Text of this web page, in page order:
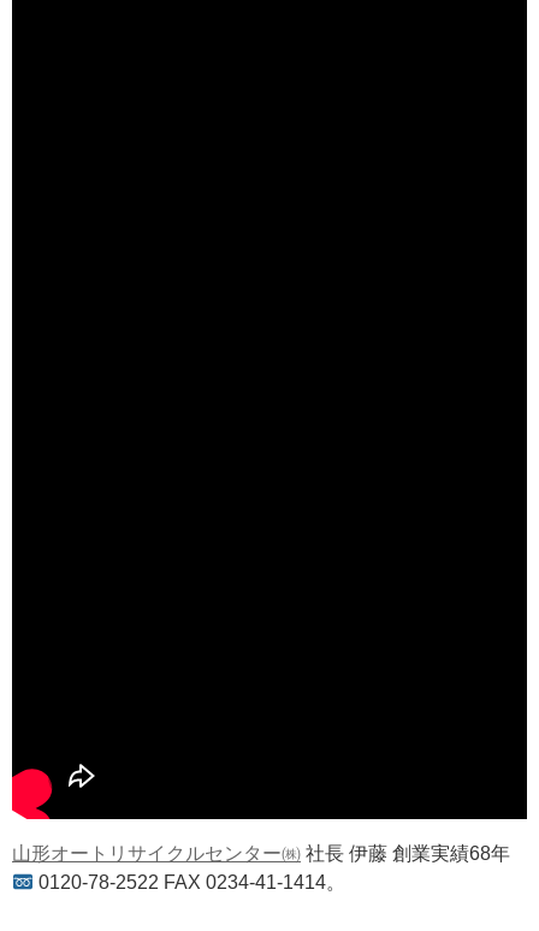
山形オートリサイクルセンター㈱ 社長 伊藤 創業実績68年
0120-78-2522 FAX 0234-41-1414。